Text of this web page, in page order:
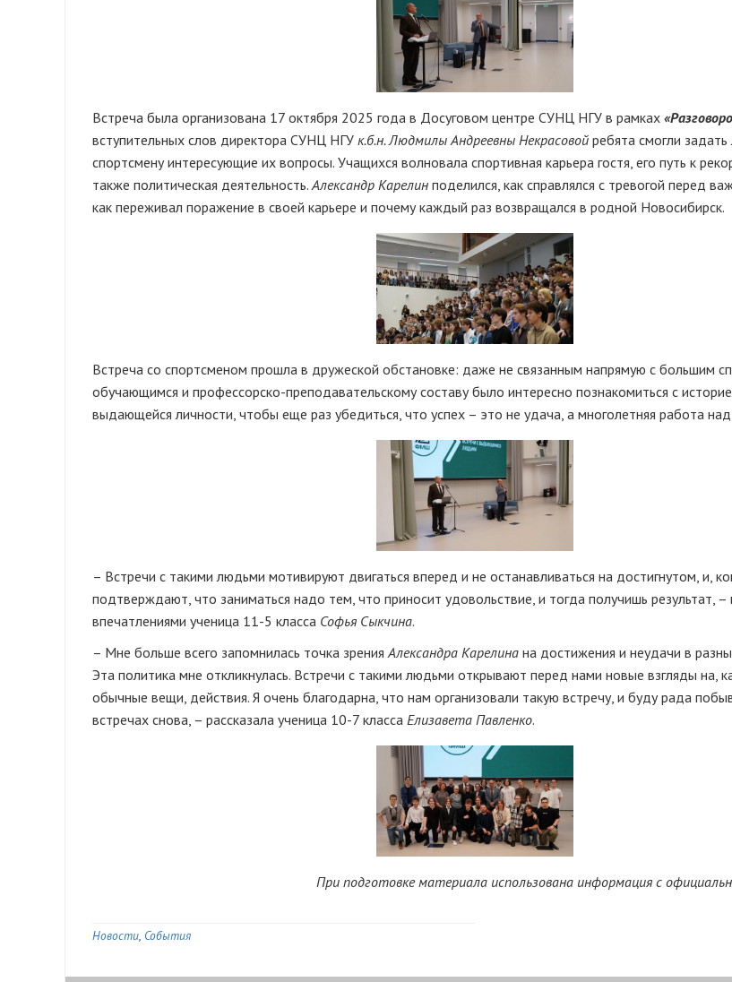
Встреча была организована 17 октября 2025 года в Досуговом центре СУНЦ НГУ в рамках
вступительных слов директора СУНЦ НГУ к.б.н. Людмилы Андреевны Некрасовой ребята смогли
спортсмену интересующие их вопросы. Учащихся волновала спортивная карьера гостя, его путь к
также политическая деятельность.Александр Карелин поделился, как справлялся с тревогой перед
как переживал поражение в своей карьере и почему каждый раз возвращался в родной Новосибирск.
Встреча со спортсменом прошла в дружеской обстановке: даже не связанным напрямую с большим
обучающимся и профессорско-преподавательскому составу было интересно познакомиться с
выдающейся личности, чтобы еще раз убедиться, что успех – это не удача, а многолетняя работа
– Встречи с такими людьми мотивируют двигаться вперед и не останавливаться на достигнутом, и,
подтверждают, что заниматься надо тем, что приносит удовольствие, и тогда получишь результат, –
впечатлениями ученица 11-5 класса Софья Сыкчина.
– Мне больше всего запомнилась точка зренияАлександра Карелина на достижения и неудачи в
Эта политика мне откликнулась. Встречи с такими людьми открывают перед нами новые взгляды на,
обычные вещи, действия. Я очень благодарна, что нам организовали такую встречу, и буду рада
встречах снова, – рассказала ученица 10-7 класса Елизавета Павленко.
При подготовке материала использована информация с
Новости События